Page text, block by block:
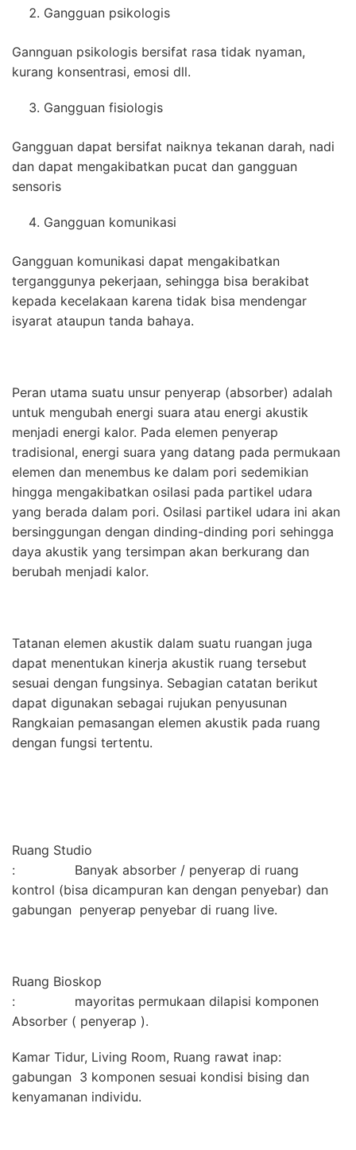
Gangguan psikologis
Gannguan psikologis bersifat rasa tidak nyaman,
kurang konsentrasi, emosi dll.
Gangguan fisiologis
Gangguan dapat bersifat naiknya tekanan darah, nadi
dan dapat mengakibatkan pucat dan gangguan
sensoris
Gangguan komunikasi
Gangguan komunikasi dapat mengakibatkan
terganggunya pekerjaan, sehingga bisa berakibat
kepada kecelakaan karena tidak bisa mendengar
isyarat ataupun tanda bahaya.
Peran utama suatu unsur penyerap (absorber) adalah
untuk mengubah energi suara atau energi akustik
menjadi energi kalor. Pada elemen penyerap
tradisional, energi suara yang datang pada permukaan
elemen dan menembus ke dalam pori sedemikian
hingga mengakibatkan osilasi pada partikel udara
yang berada dalam pori. Osilasi partikel udara ini akan
bersinggungan dengan dinding-dinding pori sehingga
daya akustik yang tersimpan akan berkurang dan
berubah menjadi kalor.
Tatanan elemen akustik dalam suatu ruangan juga
dapat menentukan kinerja akustik ruang tersebut
sesuai dengan fungsinya. Sebagian catatan berikut
dapat digunakan sebagai rujukan penyusunan
Rangkaian pemasangan elemen akustik pada ruang
dengan fungsi tertentu.
Ruang Studio
: Banyak absorber / penyerap di ruang
kontrol (bisa dicampuran kan dengan penyebar) dan
gabungan penyerap penyebar di ruang live.
Ruang Bioskop
: mayoritas permukaan dilapisi komponen
Absorber ( penyerap ).
Kamar Tidur, Living Room, Ruang rawat inap:
gabungan 3 komponen sesuai kondisi bising dan
kenyamanan individu.